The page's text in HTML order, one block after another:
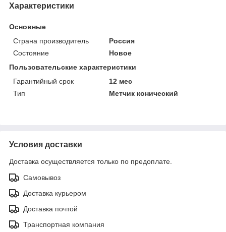
Характеристики
Основные
Страна производитель
Россия
Состояние
Новое
Пользовательские характеристики
Гарантийный срок
12 мес
Тип
Метчик конический
Условия доставки
Доставка осуществляется только по предоплате.
Самовывоз
Доставка курьером
Доставка почтой
Транспортная компания